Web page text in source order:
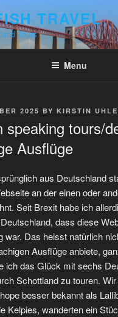
TRAVEL
Tours
Menu
2025 BY KIRSTIN
speaking tours/
Ausflüge
aus Deutschland
an der einen oder
Seit Brexit habe ich
dass diese
war. Das heisst natürlich
Ausflüge anbiete,
ich das Glück mit sechs
Schottland zu touren.
besser bekannt als
Kelpies, wanderten ein